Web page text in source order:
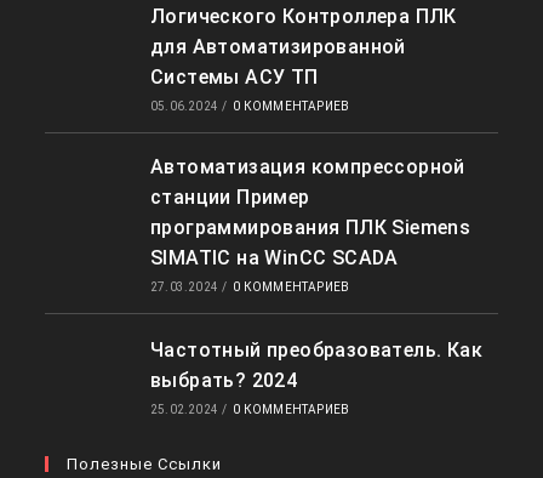
Логического Контроллера ПЛК
для Автоматизированной
Системы АСУ ТП
05.06.2024 / 0 КОММЕНТАРИЕВ
Автоматизация компрессорной
станции Пример
программирования ПЛК Siemens
SIMATIC на WinCC SCADA
27.03.2024 / 0 КОММЕНТАРИЕВ
Частотный преобразователь. Как
выбрать? 2024
25.02.2024 / 0 КОММЕНТАРИЕВ
Полезные Ссылки